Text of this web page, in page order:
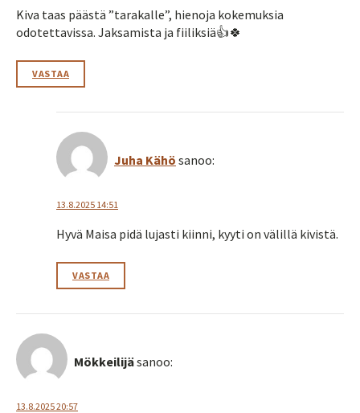
Kiva taas päästä ”tarakalle”, hienoja kokemuksia
odotettavissa. Jaksamista ja fiiliksiä👍🍀
VASTAA
Juha Kähö sanoo:
13.8.2025 14:51
Hyvä Maisa pidä lujasti kiinni, kyyti on välillä kivistä.
VASTAA
Mökkeilijäsanoo:
13.8.2025 20:57